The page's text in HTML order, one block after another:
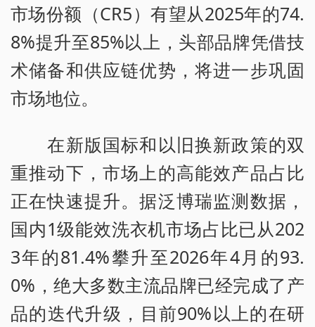
市场份额（CR5）有望从2025年的74.
8%提升至85%以上，头部品牌凭借技
术储备和供应链优势，将进一步巩固
市场地位。
在新版国标和以旧换新政策的双
重推动下，市场上的高能效产品占比
正在快速提升。据泛博瑞监测数据，
国内1级能效洗衣机市场占比已从202
3年的81.4%攀升至2026年4月的93.
0%，绝大多数主流品牌已经完成了产
品的迭代升级，目前90%以上的在研